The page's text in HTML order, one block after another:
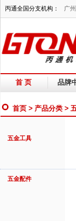
丙通全国分支机构： 广
首 页 品牌
首页 > 产品分类 >
五金工具
五金配件